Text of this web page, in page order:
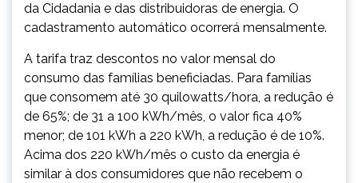
da Cidadania e das distribuidoras de energia. O
cadastramento automático ocorrerá mensalmente.
A tarifa traz descontos no valor mensal do
consumo das famílias beneficiadas. Para famílias
que consomem até 30 quilowatts/hora, a redução é
de 65%; de 31 a 100 kWh/mês, o valor fica 40%
menor; de 101 kWh a 220 kWh, a redução é de 10%.
Acima dos 220 kWh/mês o custo da energia é
similar à dos consumidores que não recebem o